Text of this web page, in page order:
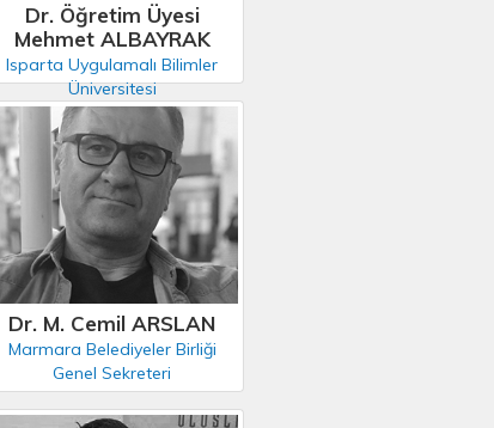
Dr. Öğretim Üyesi
Mehmet ALBAYRAK
Isparta Uygulamalı Bilimler
Üniversitesi
Dr. M. Cemil ARSLAN
Marmara Belediyeler Birliği
Genel Sekreteri